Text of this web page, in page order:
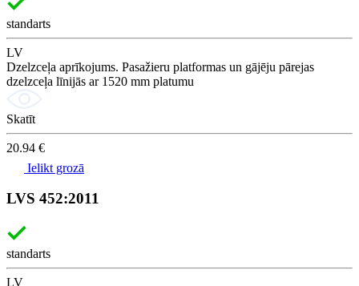
standarts
LV
Dzelzceļa aprīkojums. Pasažieru platformas un gājēju pārejas
dzelzceļa līnijās ar 1520 mm platumu
Skatīt
20.94 €
Ielikt grozā
LVS 452:2011
standarts
LV